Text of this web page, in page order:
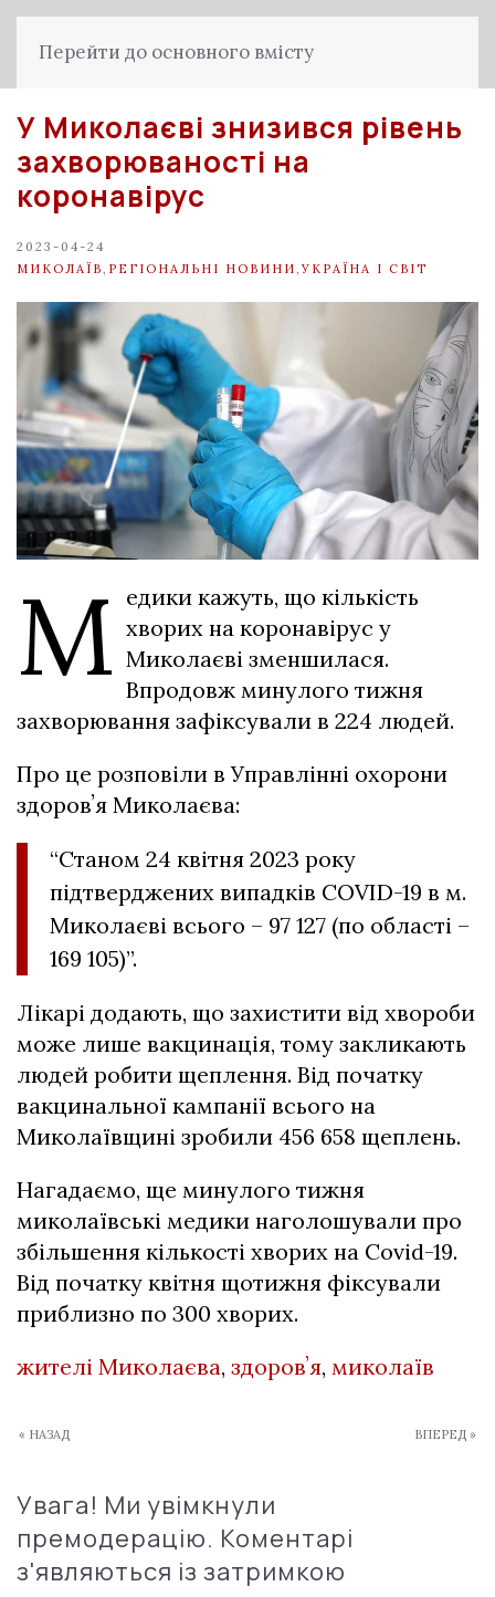
Перейти до основного вмісту
У Миколаєві знизився рівень
захворюваності на
коронавірус
2023-04-24
МИКОЛАЇВ РЕГІОНАЛЬНІ НОВИНИ УКРАЇНА І СВІТ
М едики кажуть, що кількість
хворих на коронавірус у
Миколаєві зменшилася.
Впродовж минулого тижня
захворювання зафіксували в 224 людей.
Про це розповіли в Управлінні охорони
здоровʼя Миколаєва:
“Станом 24 квітня 2023 року
підтверджених випадків COVID-19 в м.
Миколаєві всього – 97 127 (по області –
169 105)”.
Лікарі додають, що захистити від хвороби
може лише вакцинація, тому закликають
людей робити щеплення. Від початку
вакцинальної кампанії всього на
Миколаївщині зробили 456 658 щеплень.
Нагадаємо, ще минулого тижня
миколаївські медики наголошували про
збільшення кількості хворих на Covid-19.
Від початку квітня щотижня фіксували
приблизно по 300 хворих.
жителі Миколаєва, здоровʼя, миколаїв
« НАЗАД ВПЕРЕД »
Увага! Ми увімкнули
премодерацію. Коментарі
з'являються із затримкою